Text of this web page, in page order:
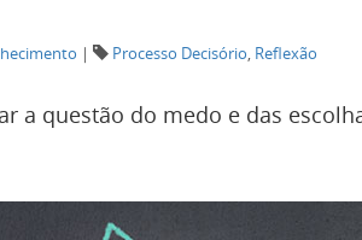
| Processo Decisório, Reflexão
a questão do medo e das